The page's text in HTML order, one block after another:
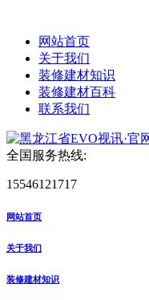
网站首页
关于我们
装修建材知识
装修建材百科
联系我们
全国服务热线:
15546121717
网站首页
关于我们
装修建材知识